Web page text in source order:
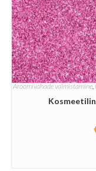
Aroomivahade valmistamine,